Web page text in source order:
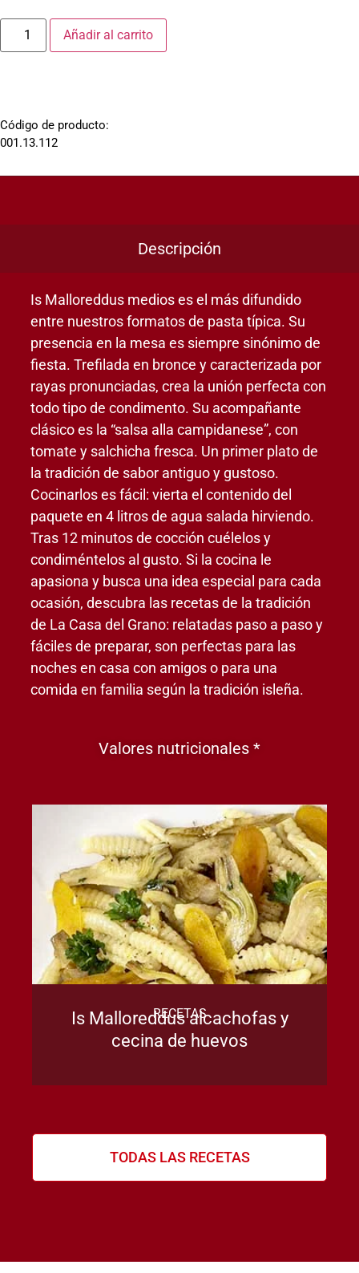
Añadir al carrito
Código de producto:
001.13.112
Descripción
Valores nutricionales *
Is Malloreddus medios es el más difundido
entre nuestros formatos de pasta típica. Su
presencia en la mesa es siempre sinónimo de
fiesta. Trefilada en bronce y caracterizada por
rayas pronunciadas, crea la unión perfecta con
todo tipo de condimento. Su acompañante
clásico es la “salsa alla campidanese”, con
tomate y salchicha fresca. Un primer plato de
la tradición de sabor antiguo y gustoso.
Cocinarlos es fácil: vierta el contenido del
paquete en 4 litros de agua salada hirviendo.
Tras 12 minutos de cocción cuélelos y
condiméntelos al gusto. Si la cocina le
apasiona y busca una idea especial para cada
ocasión, descubra las recetas de la tradición
de La Casa del Grano: relatadas paso a paso y
fáciles de preparar, son perfectas para las
noches en casa con amigos o para una
comida en familia según la tradición isleña.
RECETAS
Is Malloreddus alcachofas y
cecina de huevos
TODAS LAS RECETAS